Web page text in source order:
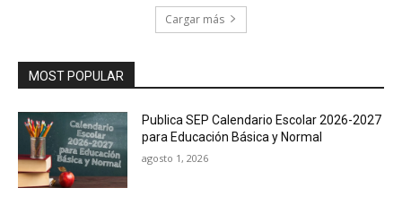
Cargar más
MOST POPULAR
Publica SEP Calendario Escolar 2026-2027
para Educación Básica y Normal
agosto 1, 2026